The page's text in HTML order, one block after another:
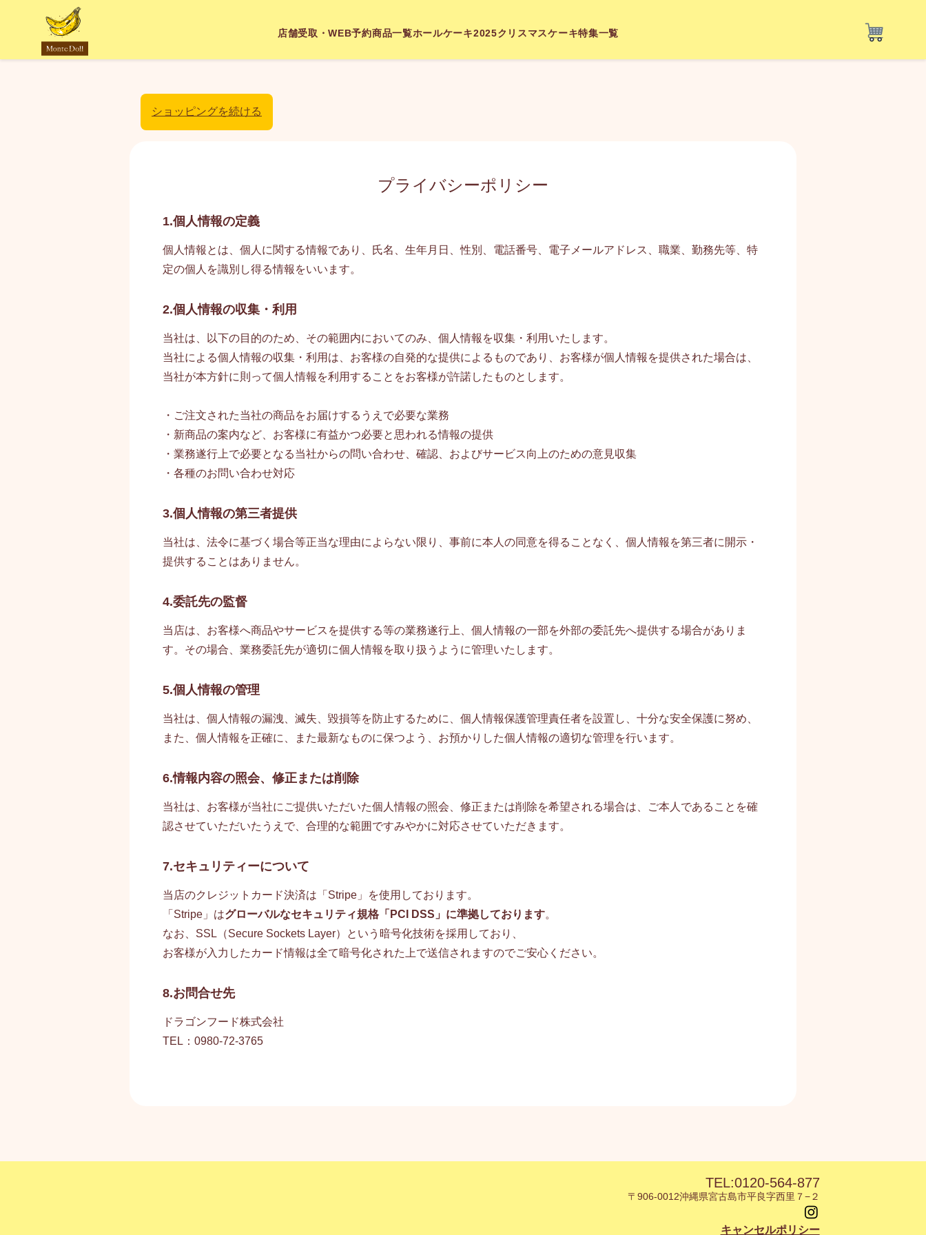
店舗受取・WEB予約商品一覧ホールケーキ2025クリスマスケーキ特集一覧
ショッピングを続ける
プライバシーポリシー
1.個人情報の定義
個人情報とは、個人に関する情報であり、氏名、生年月日、性別、電話番号、電子メールアドレス、職業、勤務先等、特
定の個人を識別し得る情報をいいます。
2.個人情報の収集・利用
当社は、以下の目的のため、その範囲内においてのみ、個人情報を収集・利用いたします。
当社による個人情報の収集・利用は、お客様の自発的な提供によるものであり、お客様が個人情報を提供された場合は、
当社が本方針に則って個人情報を利用することをお客様が許諾したものとします。
・ご注文された当社の商品をお届けするうえで必要な業務
・新商品の案内など、お客様に有益かつ必要と思われる情報の提供
・業務遂行上で必要となる当社からの問い合わせ、確認、およびサービス向上のための意見収集
・各種のお問い合わせ対応
3.個人情報の第三者提供
当社は、法令に基づく場合等正当な理由によらない限り、事前に本人の同意を得ることなく、個人情報を第三者に開示・
提供することはありません。
4.委託先の監督
当店は、お客様へ商品やサービスを提供する等の業務遂行上、個人情報の一部を外部の委託先へ提供する場合がありま
す。その場合、業務委託先が適切に個人情報を取り扱うように管理いたします。
5.個人情報の管理
当社は、個人情報の漏洩、滅失、毀損等を防止するために、個人情報保護管理責任者を設置し、十分な安全保護に努め、
また、個人情報を正確に、また最新なものに保つよう、お預かりした個人情報の適切な管理を行います。
6.情報内容の照会、修正または削除
当社は、お客様が当社にご提供いただいた個人情報の照会、修正または削除を希望される場合は、ご本人であることを確
認させていただいたうえで、合理的な範囲ですみやかに対応させていただきます。
7.セキュリティーについて
当店のクレジットカード決済は「Stripe」を使用しております。
「Stripe」はグローバルなセキュリティ規格「PCI DSS」に準拠しております。
なお、SSL（Secure Sockets Layer）という暗号化技術を採用しており、
お客様が入力したカード情報は全て暗号化された上で送信されますのでご安心ください。
8.お問合せ先
ドラゴンフード株式会社
TEL：0980-72-3765
TEL:0120-564-877
〒906-0012沖縄県宮古島市平良字西里７−２
キャンセルポリシー